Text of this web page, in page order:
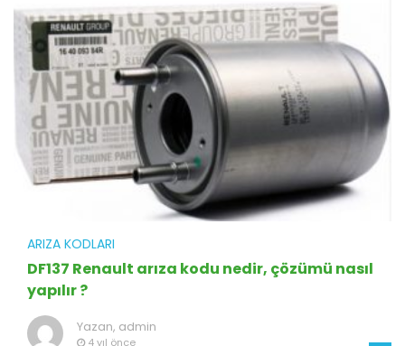
ARIZA KODLARI
DF137 Renault arıza kodu nedir, çözümü nasıl
yapılır ?
Yazan, admin
4 yıl önce